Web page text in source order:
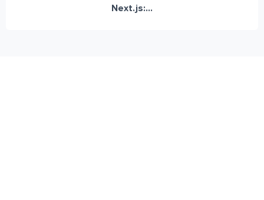
Next.js:...